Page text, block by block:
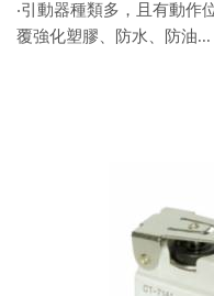
‧引動器種類多，且有動作
覆強化塑膠、防水、防油...